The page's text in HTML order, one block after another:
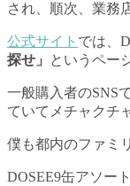
され、順次、業務
公式サイト では、
探せ」
というペー
一般購入者のSNS
ていてメチャクチ
僕も都内のファミ
DOSEE9缶アソー